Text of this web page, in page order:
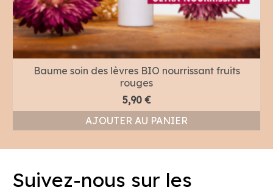
Baume soin des lèvres BIO nourrissant fruits
rouges
5,90 €
AJOUTER AU PANIER
Suivez-nous sur les